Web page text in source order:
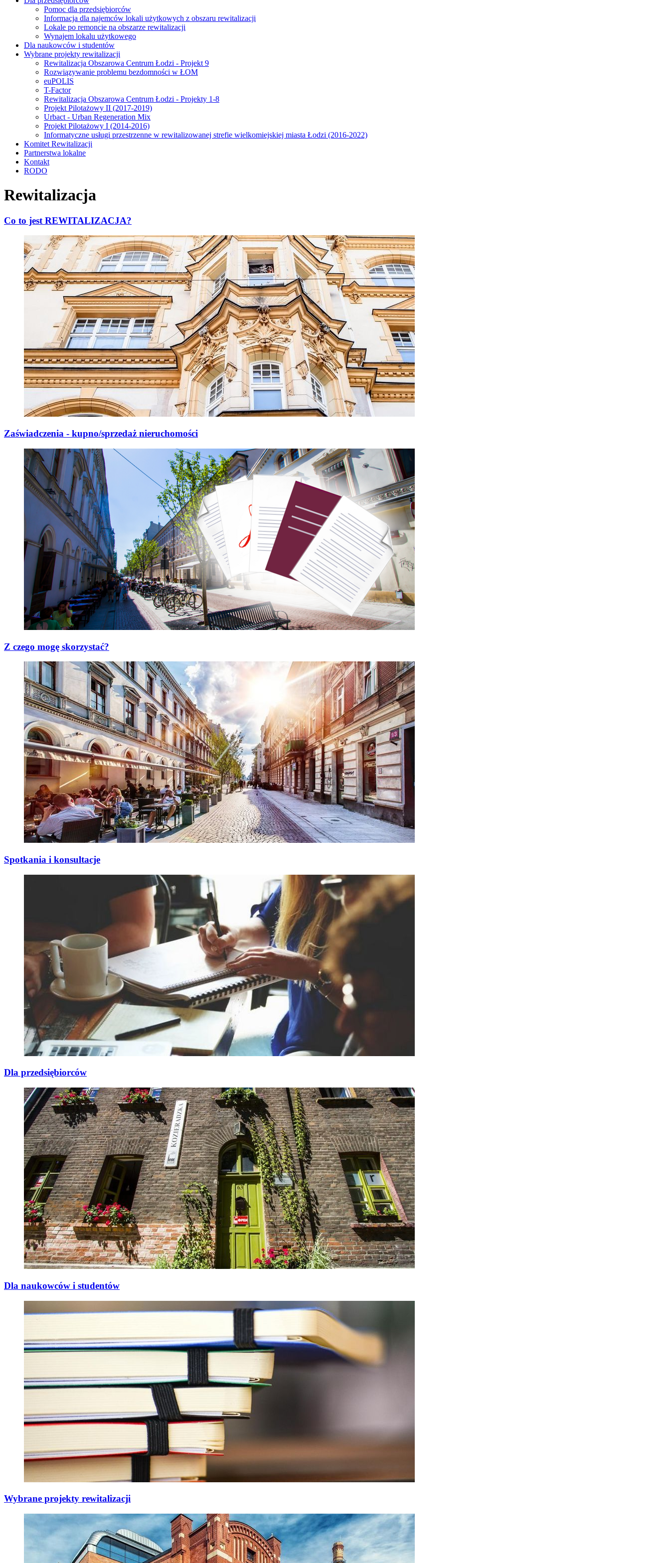
Pomoc dla przedsiębiorców
Informacja dla najemców lokali użytkowych z obszaru rewitalizacji
Lokale po remoncie na obszarze rewitalizacji
Wynajem lokalu użytkowego
Dla naukowców i studentów
Wybrane projekty rewitalizacji
Rewitalizacja Obszarowa Centrum Łodzi - Projekt 9
Rozwiązywanie problemu bezdomności w ŁOM
euPOLIS
T-Factor
Rewitalizacja Obszarowa Centrum Łodzi - Projekty 1-8
Projekt Pilotażowy II (2017-2019)
Urbact - Urban Regeneration Mix
Projekt Pilotażowy I (2014-2016)
Informatyczne usługi przestrzenne w rewitalizowanej strefie wielkomiejskiej miasta Łodzi (2016-2022)
Komitet Rewitalizacji
Partnerstwa lokalne
Kontakt
RODO
Rewitalizacja
Co to jest REWITALIZACJA?
Zaświadczenia - kupno/sprzedaż nieruchomości
Z czego mogę skorzystać?
Spotkania i konsultacje
Dla przedsiębiorców
Dla naukowców i studentów
Wybrane projekty rewitalizacji